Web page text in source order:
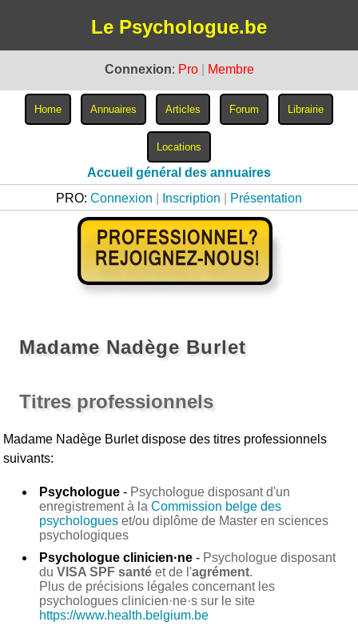
Le Psychologue.be
Connexion: Pro Membre
Accueil général des annuaires
PRO: Connexion Inscription Présentation
Madame Nadège Burlet
Titres professionnels
Madame Nadège Burletdispose des titres professionnels
suivants:
Psychologue - Psychologue disposant d'un
enregistrement à laCommission belge des
psychologues et/ou diplôme de Master en sciences
psychologiques
Psychologue clinicien·ne - Psychologue disposant
duVISA SPF santé et de l'agrément.
Plus de précisions légales concernant les
psychologues clinicien·ne·s sur le site
https://www.health.belgium.be